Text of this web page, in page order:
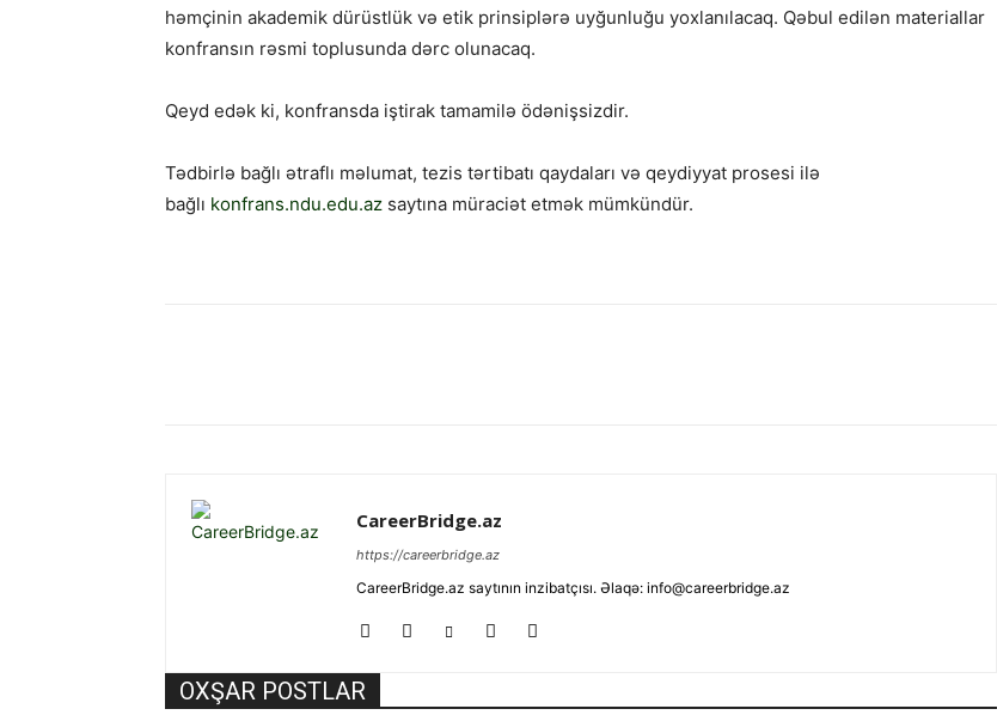
həmçinin akademik dürüstlük və etik prinsiplərə uyğunluğu yoxlanılacaq. Qəbul edilən materiallar
konfransın rəsmi toplusunda dərc olunacaq.
Qeyd edək ki, konfransda iştirak tamamilə ödənişsizdir.
Tədbirlə bağlı ətraflı məlumat, tezis tərtibatı qaydaları və qeydiyyat prosesi ilə
bağlı konfrans.ndu.edu.az saytına müraciət etmək mümkündür.
CareerBridge.az
https://careerbridge.az
CareerBridge.az saytının inzibatçısı. Əlaqə: info@careerbridge.az
OXŞAR POSTLAR